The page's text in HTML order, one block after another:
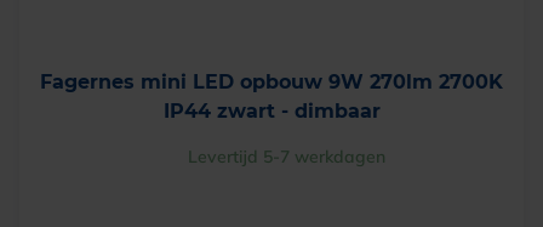
Fagernes mini LED opbouw 9W 270lm 2700K
IP44 zwart - dimbaar
Levertijd 5-7 werkdagen